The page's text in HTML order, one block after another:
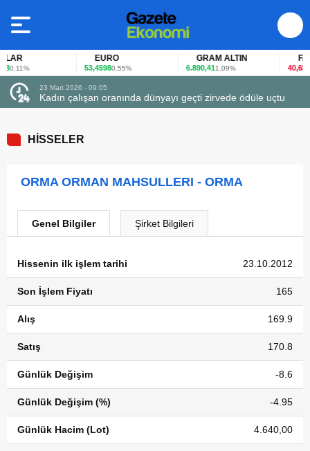
0,11%
EURO
53,45980,55%
GRAM ALTIN
6.890,411,09%
FAİZ
40,65-
23 Mart 2026 - 09:05
Kadın çalışan oranında dünyayı geçti zirvede ödüle uçtu
HİSSELER
ORMA ORMAN MAHSULLERI - ORMA
Genel Bilgiler Şirket Bilgileri
Hissenin ilk işlem tarihi 23.10.2012
Son İşlem Fiyatı 165
Alış 169.9
Satış 170.8
Günlük Değişim -8.6
Günlük Değişim (%) -4.95
Günlük Hacim (Lot) 4.640,00